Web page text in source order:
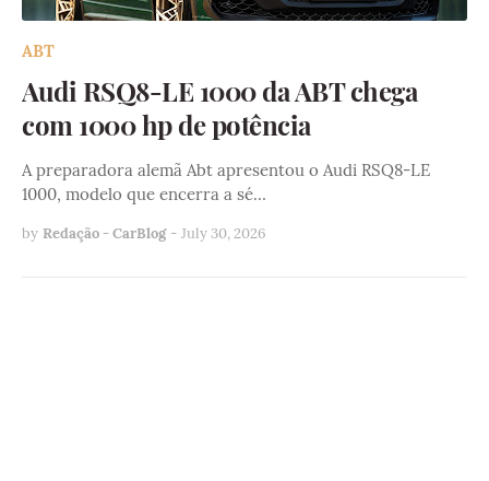
ABT
Audi RSQ8-LE 1000 da ABT chega
com 1000 hp de potência
A preparadora alemã Abt apresentou o Audi RSQ8-LE
1000, modelo que encerra a sé…
by Redação - CarBlog - July 30, 2026